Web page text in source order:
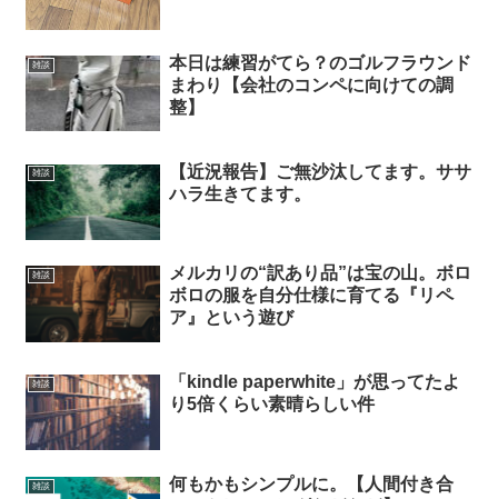
雑談
本日は練習がてら？のゴルフラウンド
まわり【会社のコンペに向けての調
整】
雑談
【近況報告】ご無沙汰してます。ササ
ハラ生きてます。
雑談
メルカリの“訳あり品”は宝の山。ボロ
ボロの服を自分仕様に育てる『リペ
ア』という遊び
雑談
「kindle paperwhite」が思ってたよ
り5倍くらい素晴らしい件
雑談
何もかもシンプルに。【人間付き合